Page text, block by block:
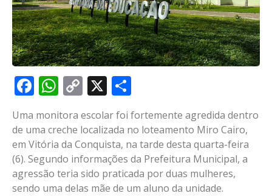
Facebook
WhatsApp
Copy
Link
X
Uma monitora escolar foi fortemente agredida dentro
de uma creche localizada no loteamento Miro Cairo,
em Vitória da Conquista, na tarde desta quarta-feira
(6). Segundo informações da Prefeitura Municipal, a
agressão teria sido praticada por duas mulheres,
sendo uma delas mãe de um aluno da unidade.